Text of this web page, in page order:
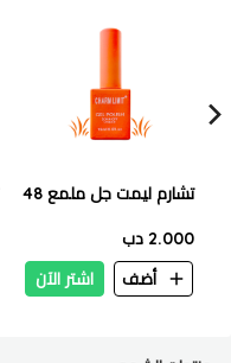
تشارم ليمت جل ملمع 48
2.000 دب
أضف
اشتر الآن